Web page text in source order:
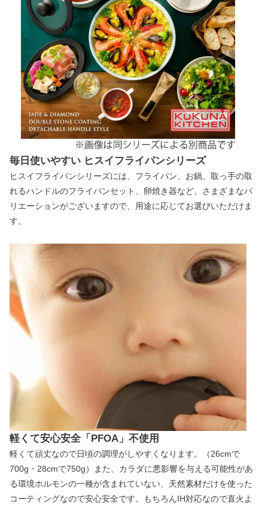
毎日使いやすい ヒスイフライパンシリーズ
ヒスイフライパンシリーズには、フライパン、お鍋、取っ手の取
れるハンドルのフライパンセット、卵焼き器など、さまざまなバ
リエーションがございますので、用途に応じてお選びいただけま
す。
軽くて安心安全「PFOA」不使用
軽くて頑丈なので日頃の調理がしやすくなります。（26cmで
700g・28cmで750g）また、カラダに悪影響を与える可能性があ
る環境ホルモンの一種が含まれていない、天然素材だけを使った
コーティングなので安心安全です。もちろんIH対応なので直火よ